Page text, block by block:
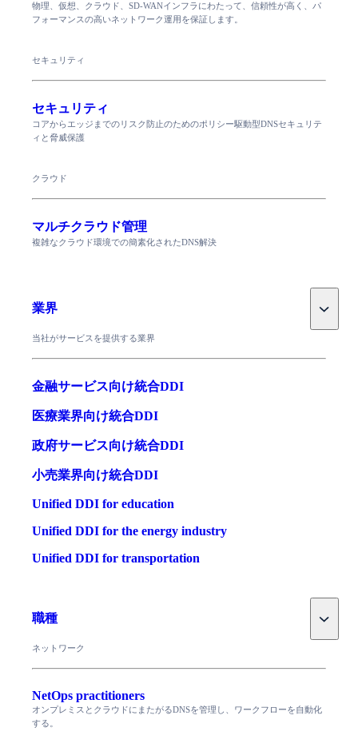
物理、仮想、クラウド、SD-WANインフラにわたって、信頼性が高く、パ
フォーマンスの高いネットワーク運用を保証します。
セキュリティ
セキュリティ
コアからエッジまでのリスク防止のためのポリシー駆動型DNSセキュリテ
ィと脅威保護
クラウド
マルチクラウド管理
複雑なクラウド環境での簡素化されたDNS解決
業界
当社がサービスを提供する業界
金融サービス向け統合DDI
医療業界向け統合DDI
政府サービス向け統合DDI
小売業界向け統合DDI
Unified DDI for education
Unified DDI for the energy industry
Unified DDI for transportation
職種
ネットワーク
NetOps practitioners
オンプレミスとクラウドにまたがるDNSを管理し、ワークフローを自動化
する。